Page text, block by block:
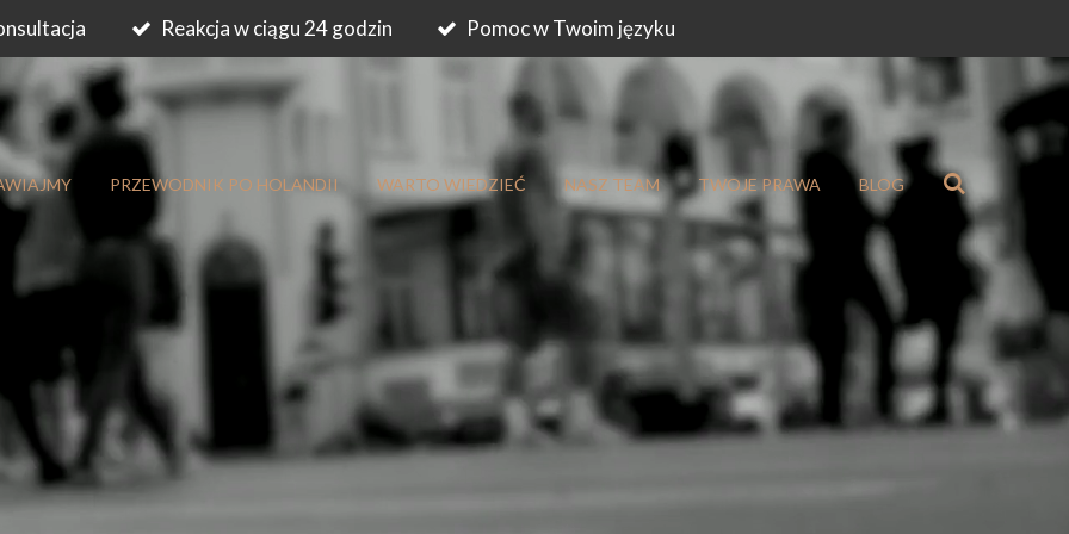
Reakcja w ciągu 24 godzin Pomoc w Twoim języku
PRZEWODNIK PO HOLANDII WARTO WIEDZIEĆ NASZ TEAM TWOJE PRAWA BLOG